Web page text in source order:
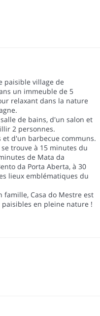
paisible village de
un immeuble de 5
relaxant dans la nature
de bains, d'un salon et
2 personnes.
d'un barbecue communs.
trouve à 15 minutes du
de Mata da
da Porta Aberta, à 30
lieux emblématiques du
famille, Casa do Mestre est
en pleine nature !